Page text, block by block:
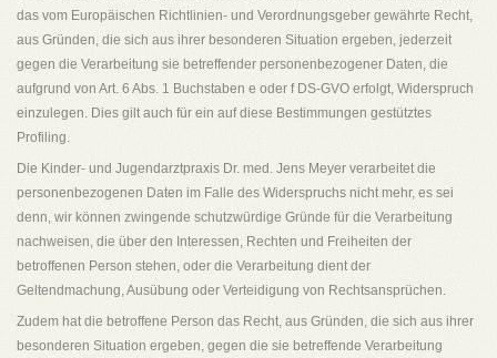
das vom Europäischen Richtlinien- und Verordnungsgeber gewährte Recht,
aus Gründen, die sich aus ihrer besonderen Situation ergeben, jederzeit
gegen die Verarbeitung sie betreffender personenbezogener Daten, die
aufgrund von Art. 6 Abs. 1 Buchstaben e oder f DS-GVO erfolgt, Widerspruch
einzulegen. Dies gilt auch für ein auf diese Bestimmungen gestütztes
Profiling.
Die Kinder- und Jugendarztpraxis Dr. med. Jens Meyer verarbeitet die
personenbezogenen Daten im Falle des Widerspruchs nicht mehr, es sei
denn, wir können zwingende schutzwürdige Gründe für die Verarbeitung
nachweisen, die über den Interessen, Rechten und Freiheiten der
betroffenen Person stehen, oder die Verarbeitung dient der
Geltendmachung, Ausübung oder Verteidigung von Rechtsansprüchen.
Zudem hat die betroffene Person das Recht, aus Gründen, die sich aus ihrer
besonderen Situation ergeben, gegen die sie betreffende Verarbeitung